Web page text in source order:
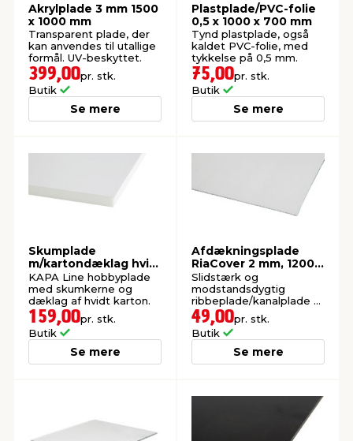
Akrylplade 3 mm 1500
x 1000 mm
Transparent plade, der
kan anvendes til utallige
formål. UV-beskyttet.
399,00pr. stk.
Butik
Se mere
Plastplade/PVC-folie
0,5 x 1000 x 700 mm
Tynd plastplade, også
kaldet PVC-folie, med
tykkelse på 0,5 mm.
75,00pr. stk.
Butik
Se mere
Skumplade
m/kartondæklag hvid
10 x 1000 x 700 mm
KAPA Line hobbyplade
med skumkerne og
dæklag af hvidt karton.
159,00pr. stk.
Butik
Se mere
Afdækningsplade
RiaCover 2 mm, 1200 x
800 mm
Slidstærk og
modstandsdygtig
ribbeplade/kanalplade til
afdækning.
49,00pr. stk.
Butik
Se mere